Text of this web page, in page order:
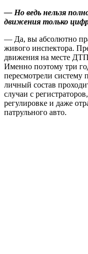
— Но ведь нельзя
движения только
— Да, вы абсолютно
живого инспектора.
движения на месте
Именно поэтому три
пересмотрели систему
личный состав
случаи с
регулировке и даже
патрульного авто.